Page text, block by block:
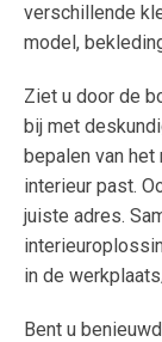
verschillende
model,
Ziet u door de
bij met
bepalen van
interieur past.
juiste adres.
in de
Bent u